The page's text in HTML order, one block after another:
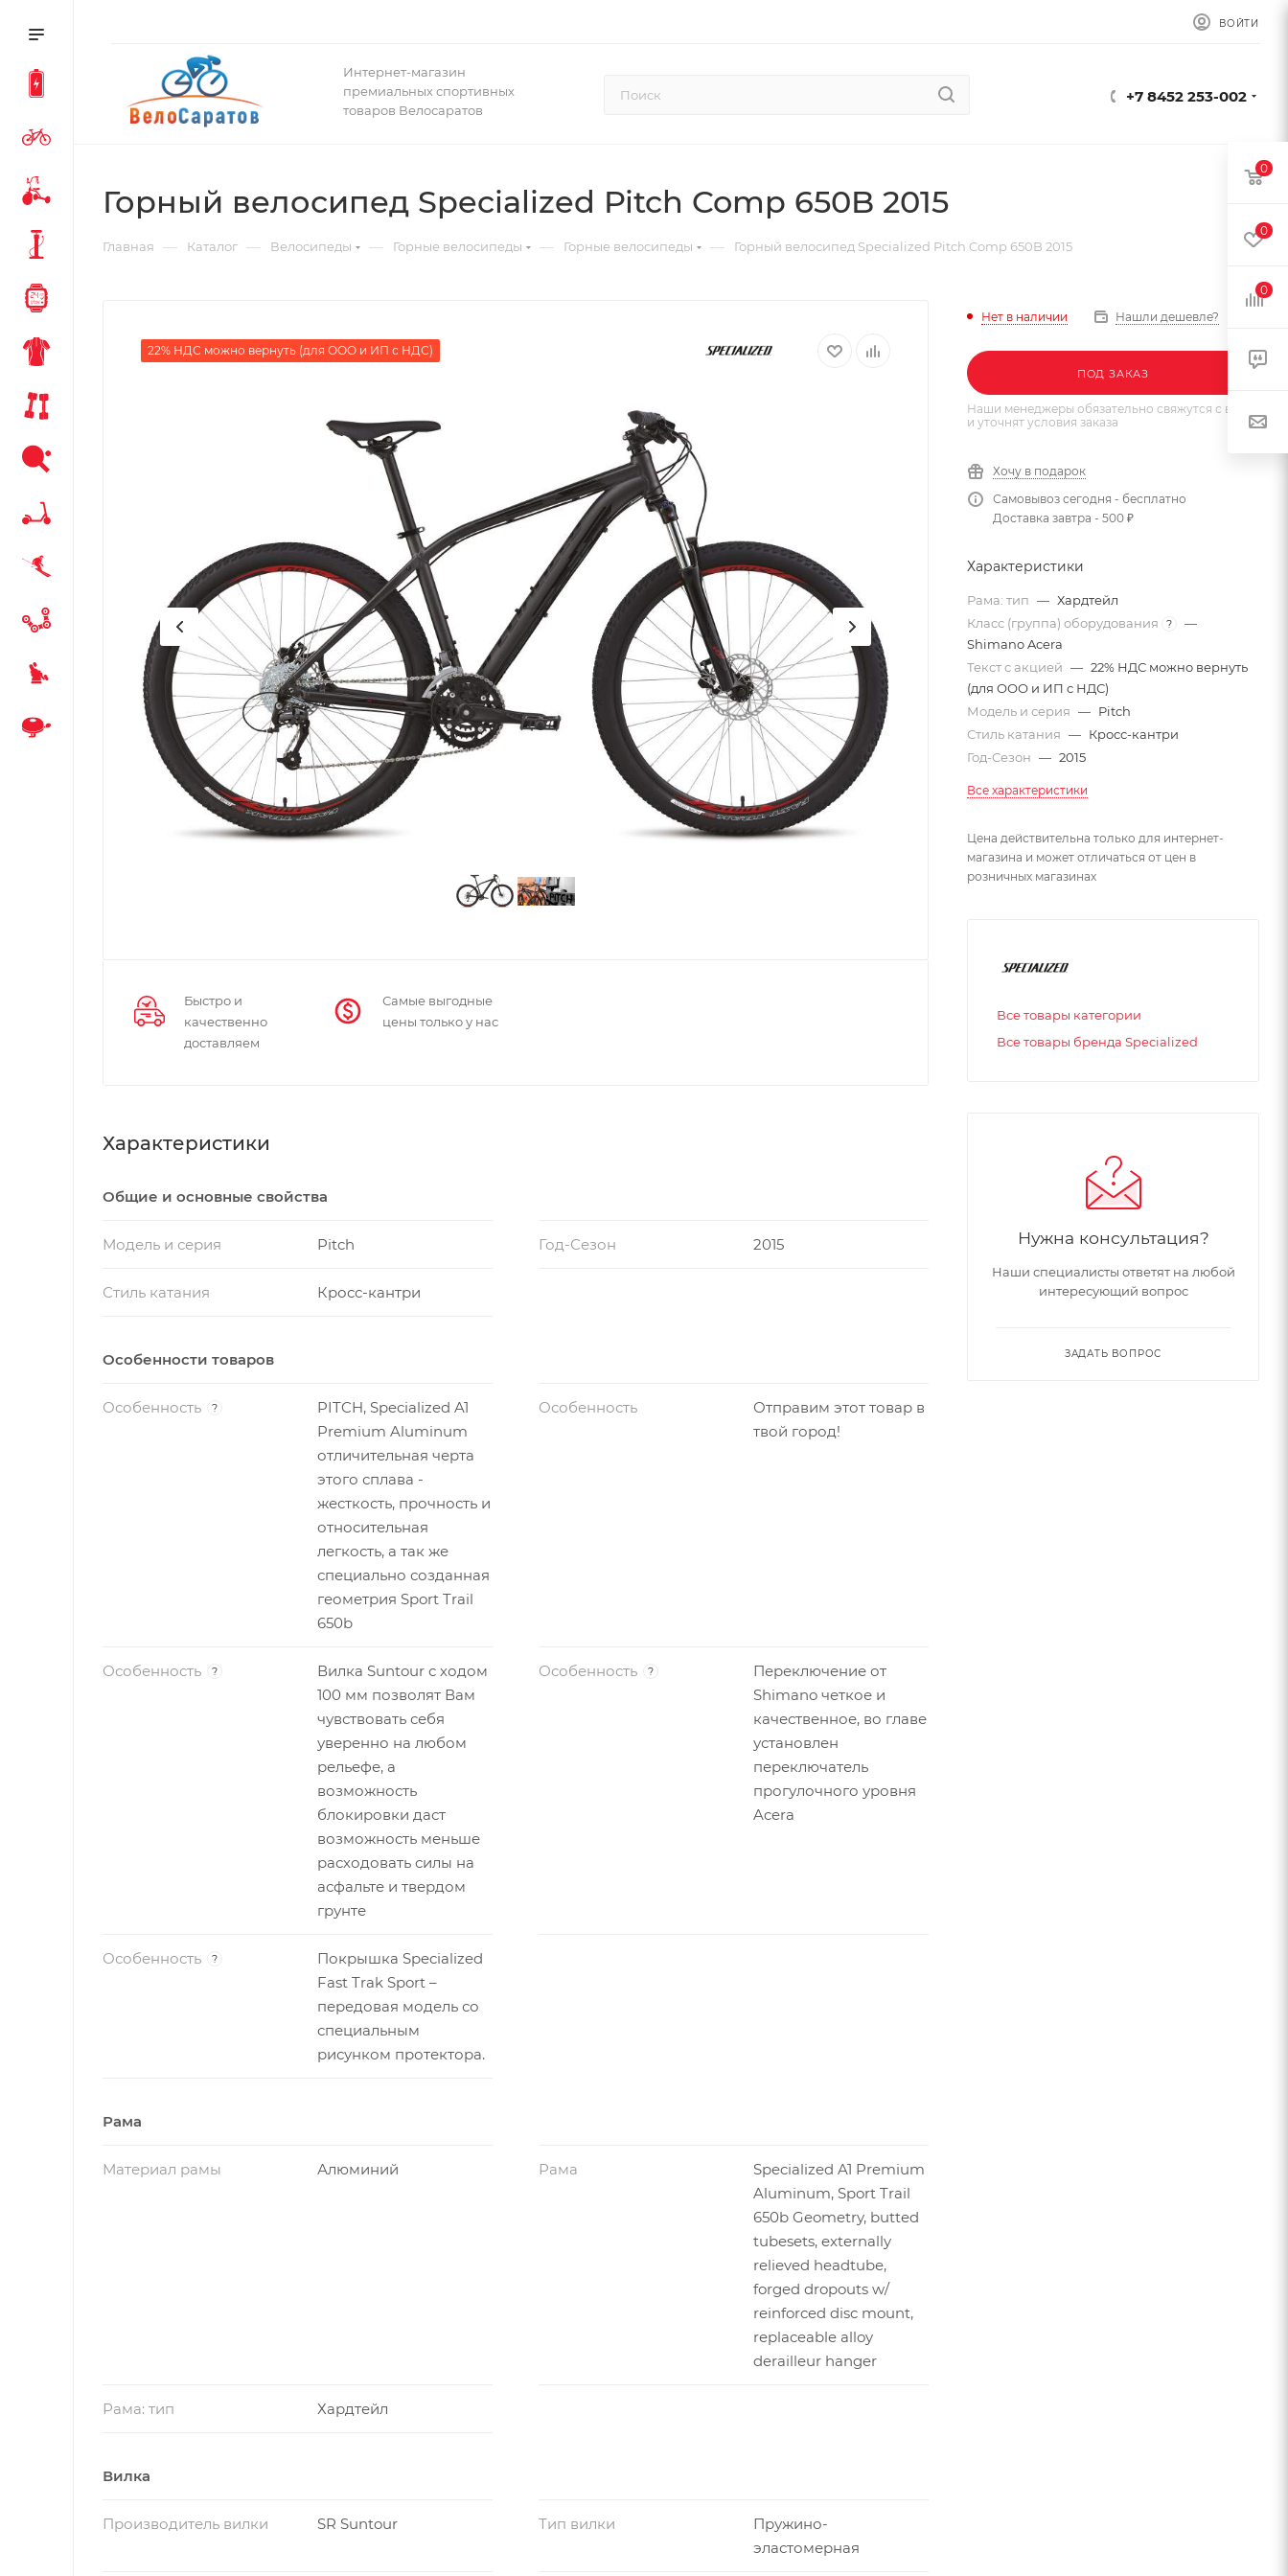
ВОЙТИ
Интернет-магазин
премиальных спортивных
товаров Велосаратов
+7 8452 253-002
Горный велосипед Specialized Pitch Comp 650B 2015
Главная — Каталог — Велосипеды — Горные велосипеды — Горные велосипеды — Горный велосипед Specialized Pitch Comp 650B 2015
22% НДС можно вернуть (для ООО и ИП с НДС)
Быстро и
качественно
доставляем
Самые выгодные
цены только у нас
Характеристики
Общие и основные свойства
Модель и серия Pitch Год-Сезон 2015
Стиль катания Кросс-кантри
Особенности товаров
Особенность ?
PITCH, Specialized A1
Premium Aluminum
отличительная черта
этого сплава -
жесткость, прочность и
относительная
легкость, а так же
специально созданная
геометрия Sport Trail
650b
Особенность
Отправим этот товар в
твой город!
Особенность ?
Вилка Suntour с ходом
100 мм позволят Вам
чувствовать себя
уверенно на любом
рельефе, а
возможность
блокировки даст
возможность меньше
расходовать силы на
асфальте и твердом
грунте
Особенность ?
Переключение от
Shimano четкое и
качественное, во главе
установлен
переключатель
прогулочного уровня
Acera
Особенность ?
Покрышка Specialized
Fast Trak Sport –
передовая модель со
специальным
рисунком протектора.
Рама
Материал рамы Алюминий Рама
Specialized A1 Premium
Aluminum, Sport Trail
650b Geometry, butted
tubesets, externally
relieved headtube,
forged dropouts w/
reinforced disc mount,
replaceable alloy
derailleur hanger
Рама: тип Хардтейл
Вилка
Производитель вилки SR Suntour Тип вилки
Пружино-
эластомерная
Нет в наличии Нашли дешевле?
ПОД ЗАКАЗ
Наши менеджеры обязательно свяжутся с вами
и уточнят условия заказа
Хочу в подарок
Самовывоз сегодня - бесплатно
Доставка завтра - 500 ₽
Характеристики
Рама: тип — Хардтейл
Класс (группа) оборудования
?
—
Shimano Acera
Текст с акцией — 22% НДС можно вернуть
(для ООО и ИП с НДС)
Модель и серия — Pitch
Стиль катания — Кросс-кантри
Год-Сезон — 2015
Все характеристики
Цена действительна только для интернет-
магазина и может отличаться от цен в
розничных магазинах
Все товары категории
Все товары бренда Specialized
Нужна консультация?
Наши специалисты ответят на любой
интересующий вопрос
ЗАДАТЬ ВОПРОС
0
0
0